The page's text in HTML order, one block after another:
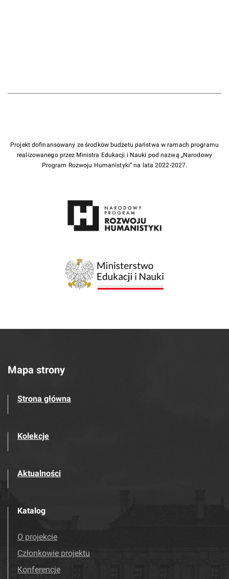
Projekt dofinansowany ze środków budżetu państwa w ramach programu
realizowanego przez Ministra Edukacji i Nauki pod nazwą „Narodowy
Program Rozwoju Humanistyki” na lata 2022-2027.
Mapa strony
Strona główna
Kolekcje
Aktualności
Katalog
O projekcie
Członkowie projektu
Konferencje